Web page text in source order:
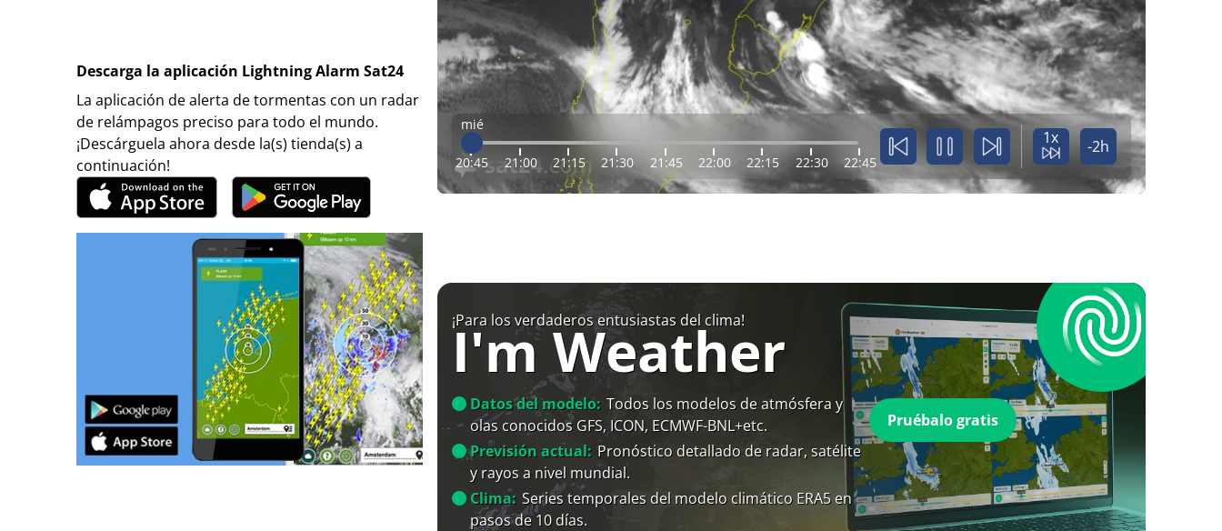
Descarga la aplicación Lightning Alarm Sat24
La aplicación de alerta de tormentas con un radar
de relámpagos preciso para todo el mundo.
¡Descárguela ahora desde la(s) tienda(s) a
continuación!
mié
20:45 21:00 21:15 21:30 21:45 22:00 22:15 22:30 22:45
1x -2h
¡Para los verdaderos entusiastas del clima!
I'm Weather
Datos del modelo: Todos los modelos de atmósfera y
olas conocidos GFS, ICON, ECMWF-BNL+etc.
Previsión actual: Pronóstico detallado de radar, satélite
y rayos a nivel mundial.
Clima: Series temporales del modelo climático ERA5 en
pasos de 10 días.
Pruébalo gratis